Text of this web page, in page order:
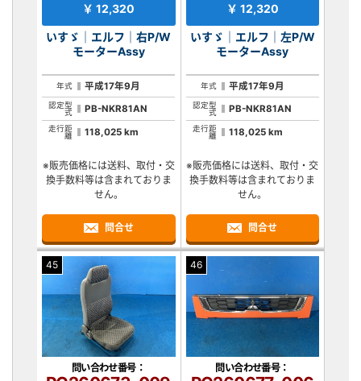
￥ 12,320
いすゞ｜エルフ｜右P/W
モーターAssy
年式 平成17年9月
認定型
式
PB-NKR81AN
走行距
離
118,025 km
※販売価格には送料、取付・交
換手数料等は含まれておりま
せん。
問合せ
￥ 12,320
いすゞ｜エルフ｜左P/W
モーターAssy
年式 平成17年9月
認定型
式
PB-NKR81AN
走行距
離
118,025 km
※販売価格には送料、取付・交
換手数料等は含まれておりま
せん。
問合せ
45
問い合わせ番号：
46
問い合わせ番号：